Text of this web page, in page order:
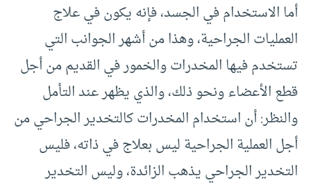
أما الاستخدام في الجسد، فإنه يكون في علاج
العمليات الجراحية، وهذا من أشهر الجوانب التي
تستخدم فيها المخدرات والخمور في القديم من أجل
قطع الأعضاء ونحو ذلك، والذي يظهر عند التأمل
والنظر: أن استخدام المخدرات كالتخدير الجراحي من
أجل العملية الجراحية ليس بعلاج في ذاته، فليس
التخدير الجراحي يذهب الزائدة، وليس التخدير